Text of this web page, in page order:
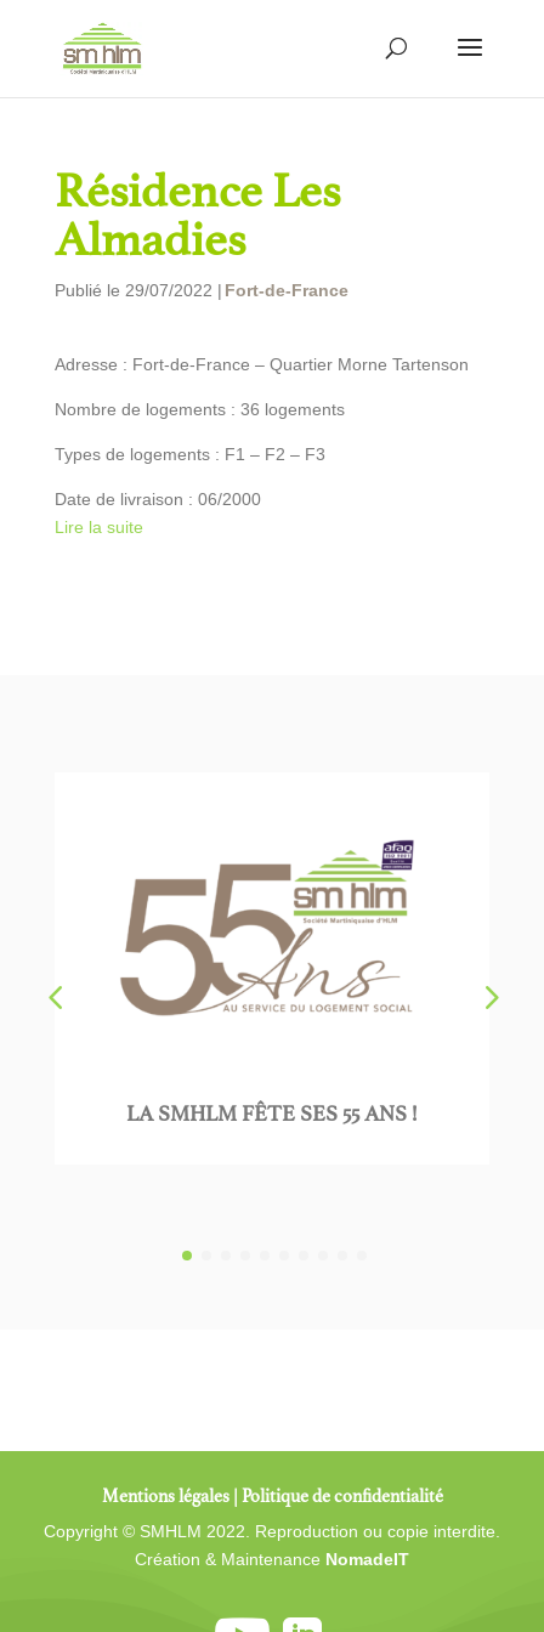
Résidence Les
Almadies
Publié le 29/07/2022 | Fort-de-France
Adresse : Fort-de-France – Quartier Morne Tartenson
Nombre de logements : 36 logements
Types de logements : F1 – F2 – F3
Date de livraison : 06/2000
Lire la suite
LA SMHLM FÊTE SES 55 ANS !
Mentions légales| Politique de confidentialité
Copyright © SMHLM 2022. Reproduction ou copie interdite.
Création & Maintenance NomadeIT